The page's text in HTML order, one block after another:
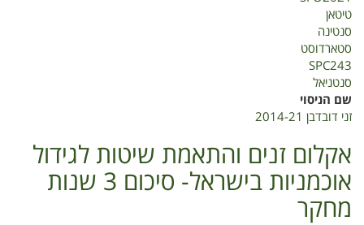
טיטאן
סנטינה
סטארדוסט
SPC243
סנטניאל
שם הניסוי
זני דובדבן 2014-21
אקלום זנים והתאמת שיטות לגידול
אוכמניות בישראל- סיכום 3 שנות
מחקר